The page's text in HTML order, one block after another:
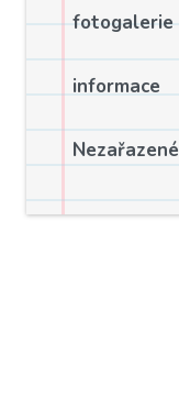
fotogalerie
informace
Nezařazené